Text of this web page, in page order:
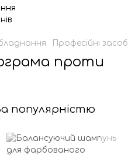
Професійні
проти
популярністю